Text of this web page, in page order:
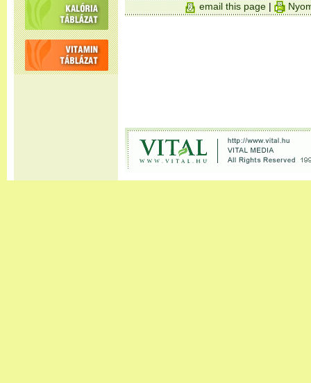
email this page |